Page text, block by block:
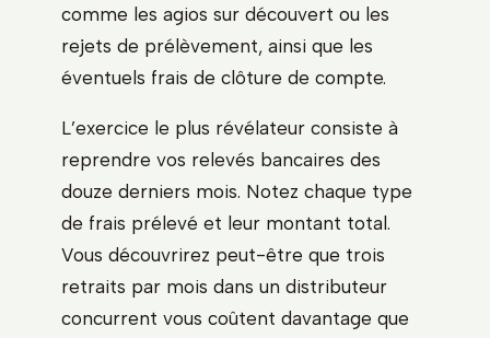
comme les agios sur découvert ou les
rejets de prélèvement, ainsi que les
éventuels frais de clôture de compte.
L’exercice le plus révélateur consiste à
reprendre vos relevés bancaires des
douze derniers mois. Notez chaque type
de frais prélevé et leur montant total.
Vous découvrirez peut-être que trois
retraits par mois dans un distributeur
concurrent vous coûtent davantage que